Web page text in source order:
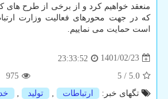
منعقد خواهیم کرد و از برخی از طرح های
که در جهت محورهای فعالیت وزارت
است حمایت می نماییم.
1401/02/23
23:33:52
5.0
/
5
975
تگهای خبر:
ارتباطات , تولید ,